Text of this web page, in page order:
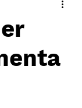
História
amador